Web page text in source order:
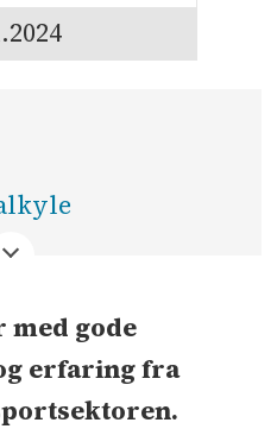
med gode
erfaring fra